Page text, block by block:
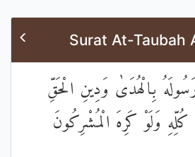
Surat At-Taubah
بِالْهُدَىٰ وَدِينِ الْحَقِّ
كُلِّهِ وَلَوْ كَرِهَ الْمُشْرِكُونَ